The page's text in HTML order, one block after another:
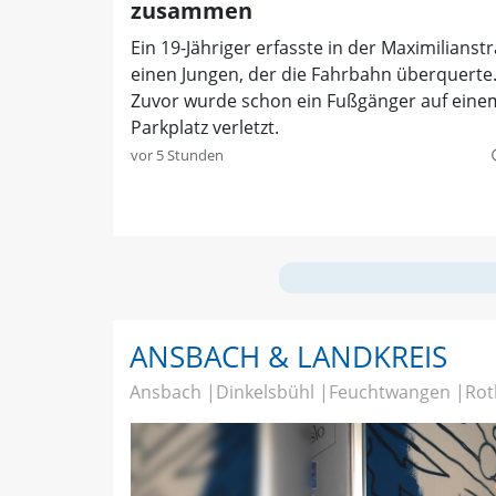
zusammen
Ein 19-Jähriger erfasste in der
einen Jungen, der die Fahrbahn überquerte.
Zuvor wurde schon ein Fußgänger auf
Parkplatz verletzt.
vor 5 Stunden
ANSBACH & LANDKREIS
Ansbach Dinkelsbühl Feuchtwangen